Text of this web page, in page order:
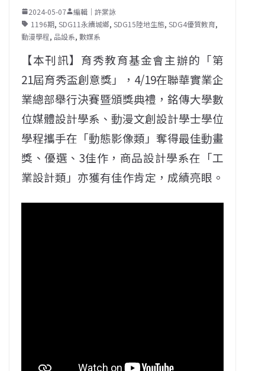
2024-05-07
編輯｜許棠詠
1196期, SDG11永續城鄉, SDG15陸地生態, SDG4優質教育,
動漫學程, 品設系, 數媒系
【本刊訊】育秀教育基金會主辦的「第
21屆育秀盃創意獎」，4/19在聯華實業企
業總部舉行決賽暨頒獎典禮，銘傳大學數
位媒體設計學系、動漫文創設計學士學位
學程攜手在「動態影像類」奪得最佳動畫
獎、優選、3佳作，商品設計學系在「工
業設計類」亦獲有佳作肯定，成績亮眼。